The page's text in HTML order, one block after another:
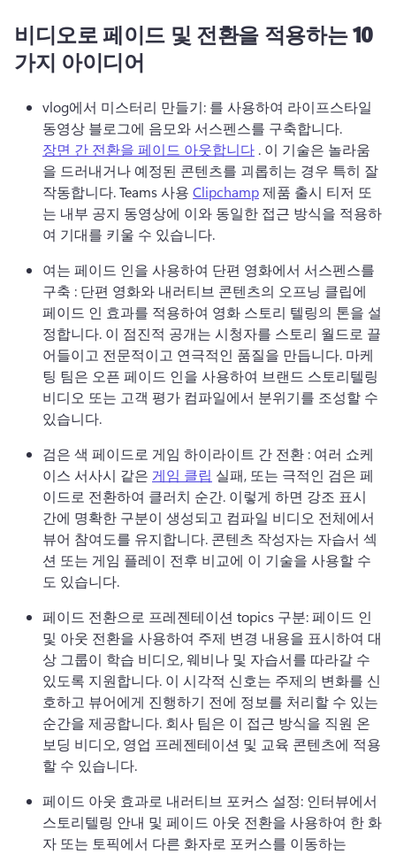
비디오로 페이드 및 전환을 적용하는 10
가지 아이디어
vlog에서 미스터리 만들기: 를 사용하여 라이프스타일
동영상 블로그에 음모와 서스펜스를 구축합니다.
장면 간 전환을 페이드 아웃합니다 . 이 기술은 놀라움
을 드러내거나 예정된 콘텐츠를 괴롭히는 경우 특히 잘
작동합니다. Teams 사용 Clipchamp 제품 출시 티저 또
는 내부 공지 동영상에 이와 동일한 접근 방식을 적용하
여 기대를 키울 수 있습니다.
여는 페이드 인을 사용하여 단편 영화에서 서스펜스를
구축 : 단편 영화와 내러티브 콘텐츠의 오프닝 클립에
페이드 인 효과를 적용하여 영화 스토리 텔링의 톤을 설
정합니다. 이 점진적 공개는 시청자를 스토리 월드로 끌
어들이고 전문적이고 연극적인 품질을 만듭니다. 마케
팅 팀은 오픈 페이드 인을 사용하여 브랜드 스토리텔링
비디오 또는 고객 평가 컴파일에서 분위기를 조성할 수
있습니다.
검은 색 페이드로 게임 하이라이트 간 전환 : 여러 쇼케
이스 서사시 같은 게임 클립 실패, 또는 극적인 검은 페
이드로 전환하여 클러치 순간. 이렇게 하면 강조 표시
간에 명확한 구분이 생성되고 컴파일 비디오 전체에서
뷰어 참여도를 유지합니다. 콘텐츠 작성자는 자습서 섹
션 또는 게임 플레이 전후 비교에 이 기술을 사용할 수
도 있습니다.
페이드 전환으로 프레젠테이션 topics 구분: 페이드 인
및 아웃 전환을 사용하여 주제 변경 내용을 표시하여 대
상 그룹이 학습 비디오, 웨비나 및 자습서를 따라갈 수
있도록 지원합니다. 이 시각적 신호는 주제의 변화를 신
호하고 뷰어에게 진행하기 전에 정보를 처리할 수 있는
순간을 제공합니다. 회사 팀은 이 접근 방식을 직원 온
보딩 비디오, 영업 프레젠테이션 및 교육 콘텐츠에 적용
할 수 있습니다.
페이드 아웃 효과로 내러티브 포커스 설정: 인터뷰에서
스토리텔링 안내 및 페이드 아웃 전환을 사용하여 한 화
자 또는 토픽에서 다른 화자로 포커스를 이동하는